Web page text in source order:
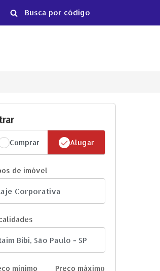
gradeem lista
Comprar Alugar
de imóvel
mínimo Preço máximo